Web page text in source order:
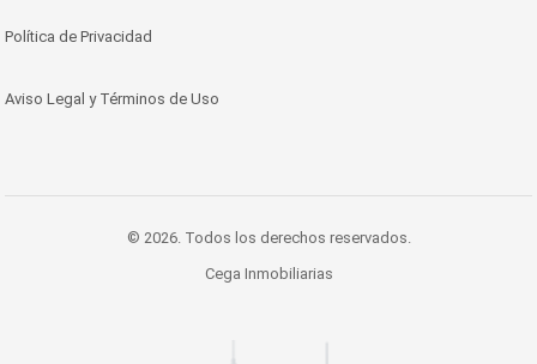
Política de Privacidad
Aviso Legal y Términos de Uso
© 2026. Todos los derechos reservados.
Cega Inmobiliarias